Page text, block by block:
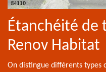
Étanchéité de
Renov Habitat
On distingue différents types